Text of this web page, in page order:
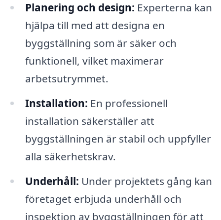
Planering och design: Experterna kan
hjälpa till med att designa en
byggställning som är säker och
funktionell, vilket maximerar
arbetsutrymmet.
Installation: En professionell
installation säkerställer att
byggställningen är stabil och uppfyller
alla säkerhetskrav.
Underhåll: Under projektets gång kan
företaget erbjuda underhåll och
inspektion av byggställningen för att